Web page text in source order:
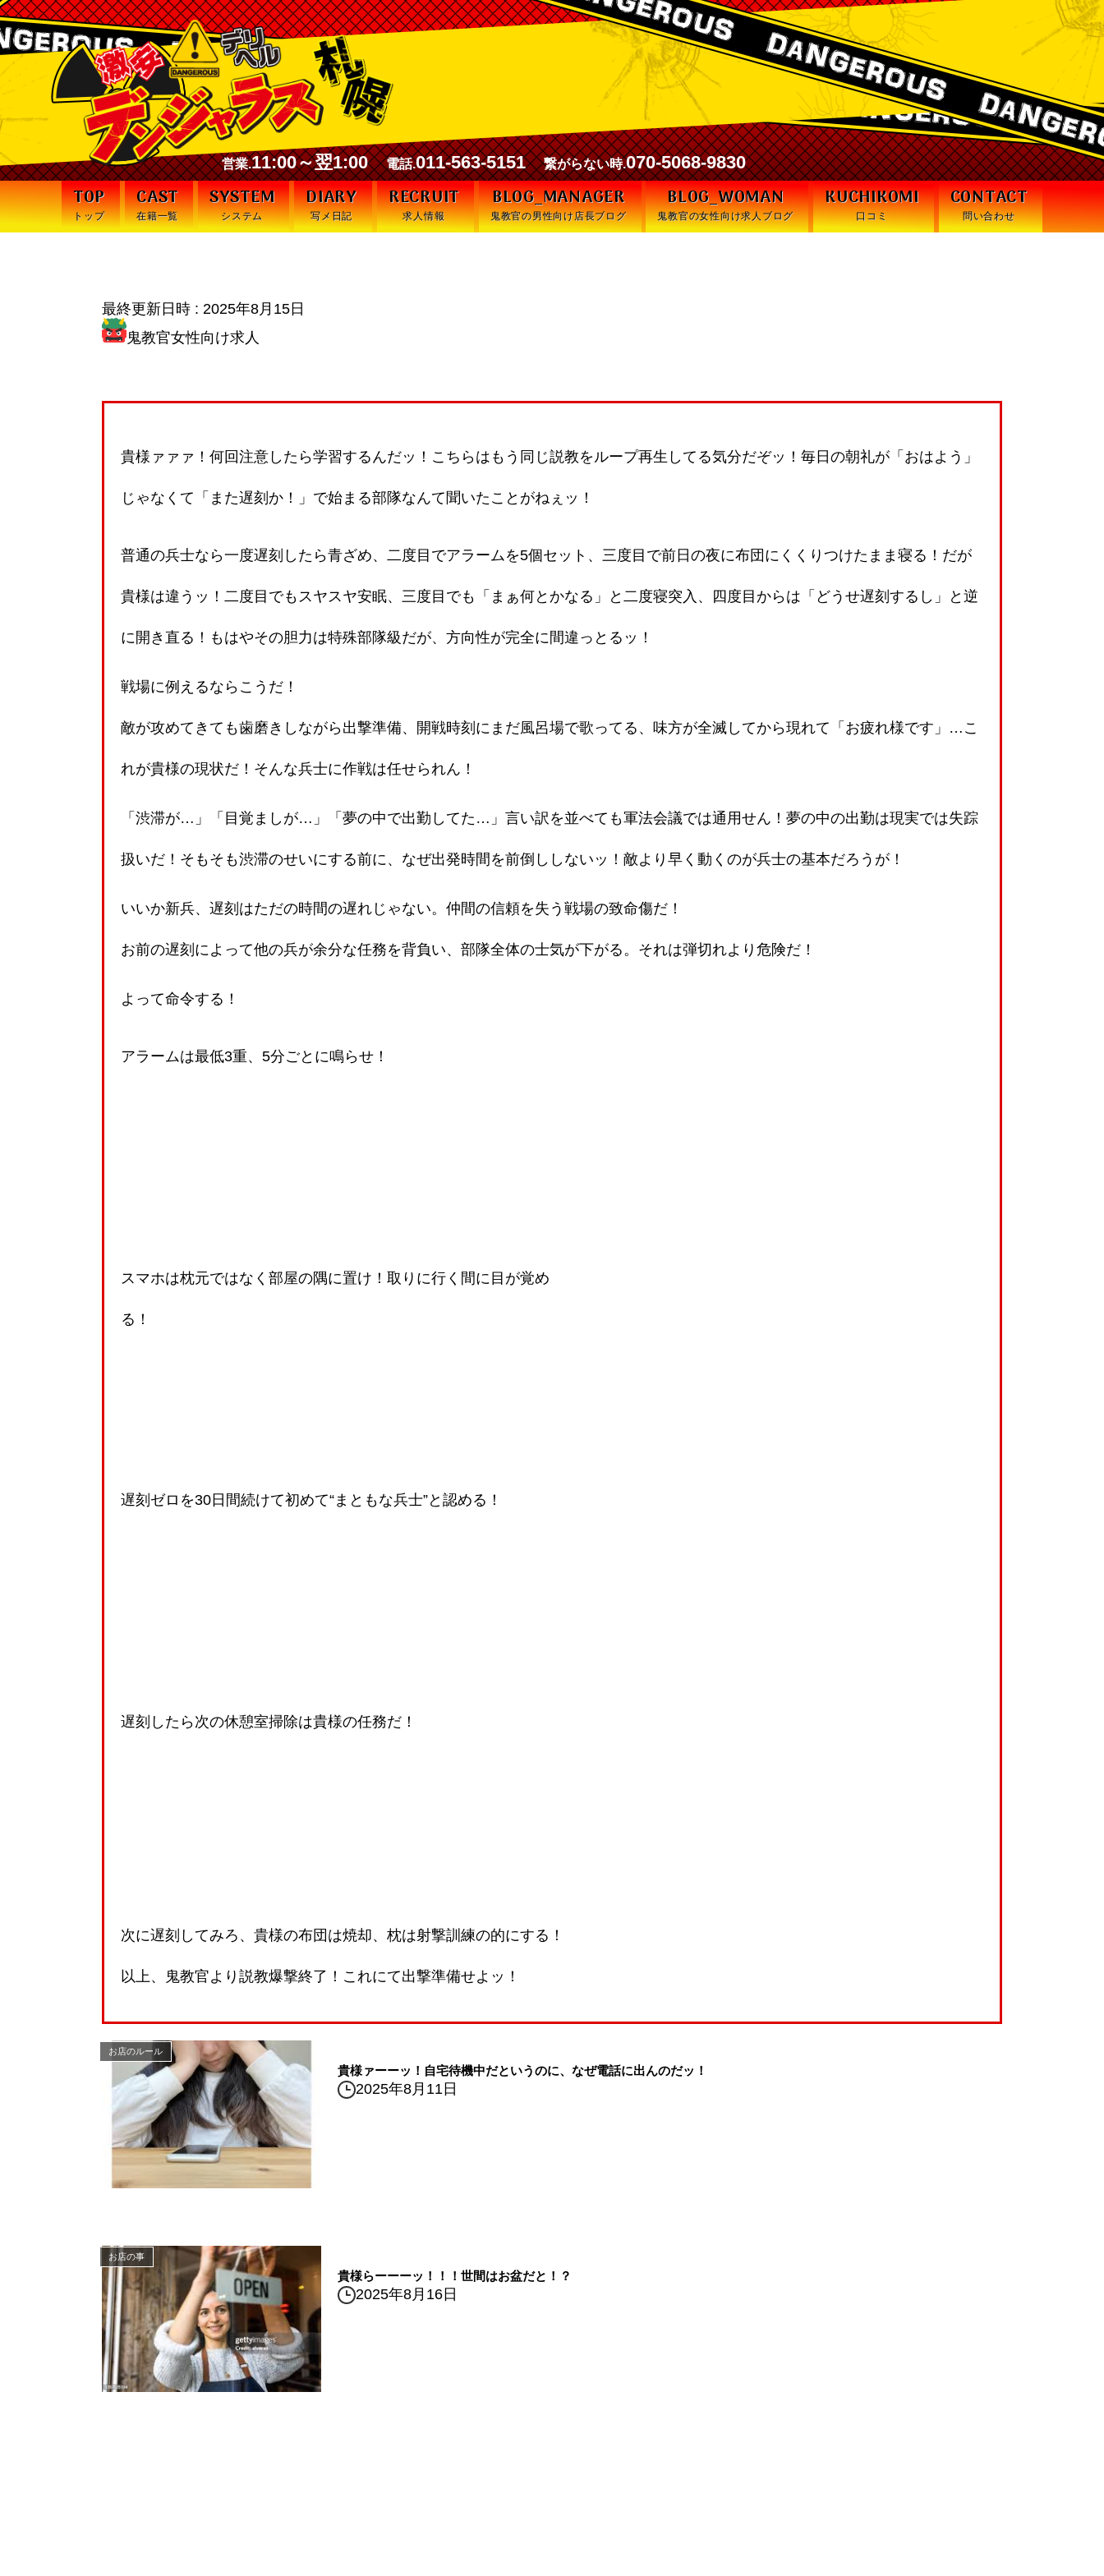
激安デリヘル・デンジャラス札幌
営業.11:00～翌1:00電話.011-563-5151繋がらない時.070-5068-9830
TOP
トップ
CAST
在籍一覧
SYSTEM
システム
DIARY
写メ日記
RECRUIT
求人情報
BLOG_MANAGER
鬼教官の男性向け店長ブログ
BLOG_WOMAN
鬼教官の女性向け求人ブログ
KUCHIKOMI
口コミ
CONTACT
問い合わせ
最終更新日時 : 2025年8月15日
鬼教官女性向け求人
貴様ァァァ！何回注意したら学習するんだッ！こちらはもう同じ説教をループ再生してる気分だぞッ！毎日の朝礼が「おはよう」
じゃなくて「また遅刻か！」で始まる部隊なんて聞いたことがねぇッ！
普通の兵士なら一度遅刻したら青ざめ、二度目でアラームを5個セット、三度目で前日の夜に布団にくくりつけたまま寝る！だが
貴様は違うッ！二度目でもスヤスヤ安眠、三度目でも「まぁ何とかなる」と二度寝突入、四度目からは「どうせ遅刻するし」と逆
に開き直る！もはやその胆力は特殊部隊級だが、方向性が完全に間違っとるッ！
戦場に例えるならこうだ！
敵が攻めてきても歯磨きしながら出撃準備、開戦時刻にまだ風呂場で歌ってる、味方が全滅してから現れて「お疲れ様です」…こ
れが貴様の現状だ！そんな兵士に作戦は任せられん！
「渋滞が…」「目覚ましが…」「夢の中で出勤してた…」言い訳を並べても軍法会議では通用せん！夢の中の出勤は現実では失踪
扱いだ！そもそも渋滞のせいにする前に、なぜ出発時間を前倒ししないッ！敵より早く動くのが兵士の基本だろうが！
いいか新兵、遅刻はただの時間の遅れじゃない。仲間の信頼を失う戦場の致命傷だ！
お前の遅刻によって他の兵が余分な任務を背負い、部隊全体の士気が下がる。それは弾切れより危険だ！
よって命令する！
アラームは最低3重、5分ごとに鳴らせ！
スマホは枕元ではなく部屋の隅に置け！取りに行く間に目が覚め
る！
遅刻ゼロを30日間続けて初めて“まともな兵士”と認める！
遅刻したら次の休憩室掃除は貴様の任務だ！
次に遅刻してみろ、貴様の布団は焼却、枕は射撃訓練の的にする！
以上、鬼教官より説教爆撃終了！これにて出撃準備せよッ！
お店のルール
貴様ァーーッ！自宅待機中だというのに、なぜ電話に出んのだッ！
2025年8月11日
お店の事
貴様らーーーッ！！！世間はお盆だと！？
2025年8月16日